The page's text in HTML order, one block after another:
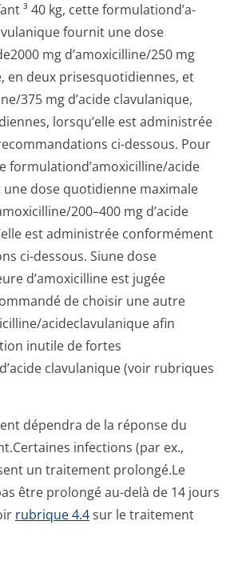
³ 40 kg, cette formulationd’a­
fournit une dose
mg d’amoxicilline/250 mg
en deux prisesquotidiennes, et
375 mg d’acide clavulanique,
lorsqu’elle est administrée
ci-dessous. Pour
formulationd’a­moxicilline/a­cide
dose quotidienne maximale
200–400 mg d’acide
est administrée conformément
ci-dessous. Siune dose
d’amoxicilline est jugée
de choisir une autre
a­cideclavulani­que afin
inutile de fortes
clavulanique (voir rubriques
dépendra de la réponse du
infections (par ex.,
un traitement prolongé.Le
être prolongé au-delà de 14 jours
rubrique 4.4sur le traitement